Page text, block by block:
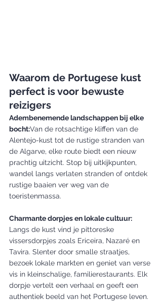
Waarom de Portugese kust
perfect is voor bewuste
reizigers
Adembenemende landschappen bij elke
bocht:Van de rotsachtige kliffen van de
Alentejo-kust tot de rustige stranden van
de Algarve, elke route biedt een nieuw
prachtig uitzicht. Stop bij uitkijkpunten,
wandel langs verlaten stranden of ontdek
rustige baaien ver weg van de
toeristenmassa.
Charmante dorpjes en lokale cultuur:
Langs de kust vind je pittoreske
vissersdorpjes zoals Ericeira, Nazaré en
Tavira. Slenter door smalle straatjes,
bezoek lokale markten en geniet van verse
vis in kleinschalige, familierestaurants. Elk
dorpje vertelt een verhaal en geeft een
authentiek beeld van het Portugese leven.